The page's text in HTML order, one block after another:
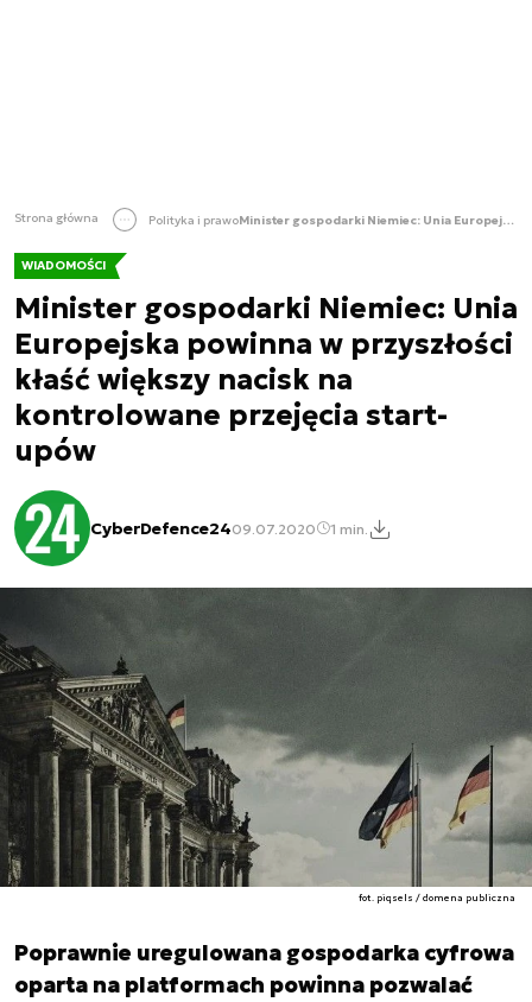
Strona główna Polityka i prawo Minister gospodarki Niemiec: Unia Europejska powinna w przyszłości kłaść większy nacisk na kontrolowane przejęcia start-upów
WIADOMOŚCI
Minister gospodarki Niemiec: Unia
Europejska powinna w przyszłości
kłaść większy nacisk na
kontrolowane przejęcia start-
upów
CyberDefence2409.07.2020 1 min.
fot. piqsels / domena publiczna
Poprawnie uregulowana gospodarka cyfrowa
oparta na platformach powinna pozwalać